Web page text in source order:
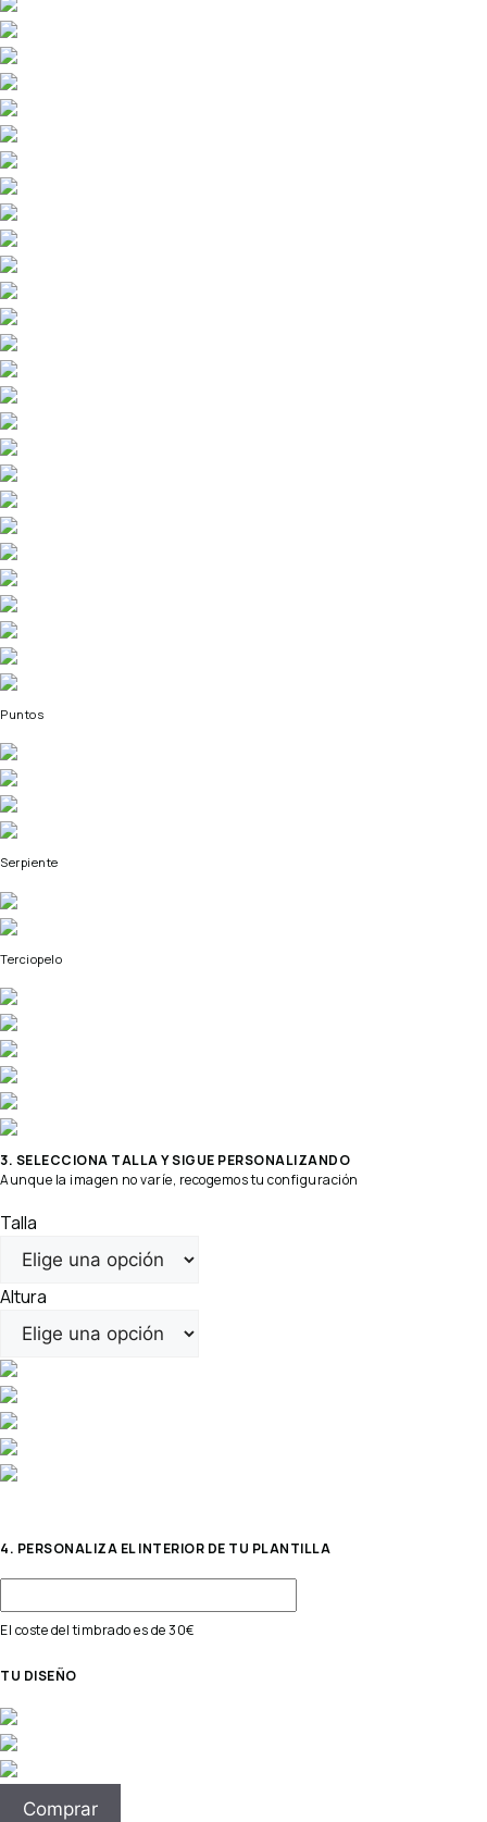
Puntos
Serpiente
Terciopelo
3. SELECCIONA TALLA Y SIGUE PERSONALIZANDO
Aunque la imagen no varíe, recogemos tu configuración
Talla
Altura
4. PERSONALIZA EL INTERIOR DE TU PLANTILLA
El coste del timbrado es de 30€
TU DISEÑO
Comprar